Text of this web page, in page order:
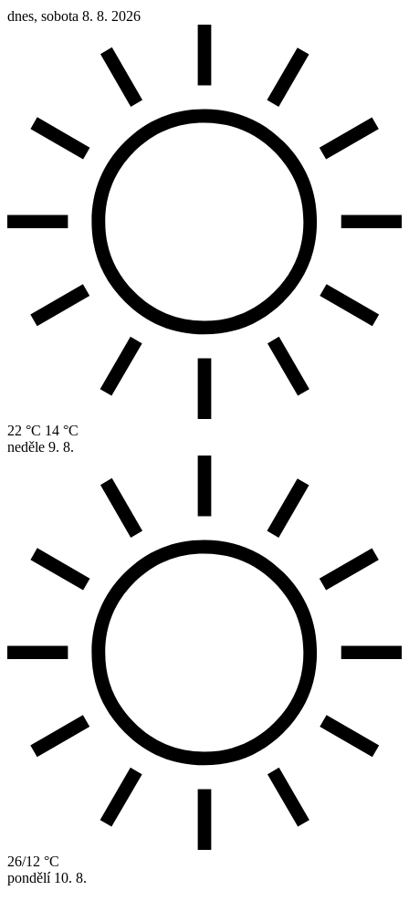
dnes, sobota 8. 8. 2026
22 °C 14 °C
neděle 9. 8.
26/12 °C
pondělí 10. 8.